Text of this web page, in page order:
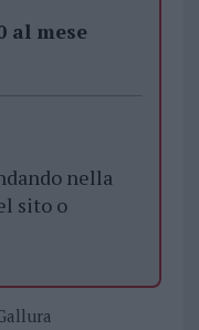
al mese
nella
sito o